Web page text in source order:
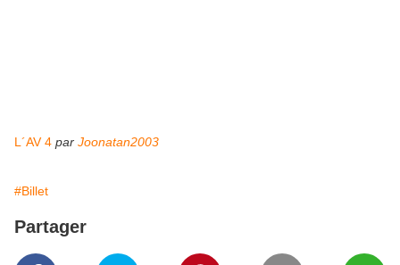
L´AV 4 par Joonatan2003
#Billet
Partager